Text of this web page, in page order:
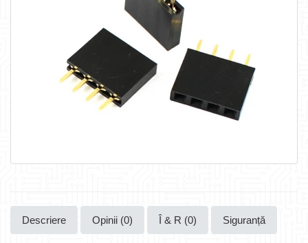
Descriere Opinii (0) Î & R (0) Siguranță